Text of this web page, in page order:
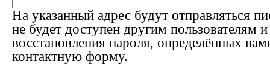
На указанный адрес будут отправляться
не будет доступен другим пользователям
восстановления пароля, определённых
контактную форму.